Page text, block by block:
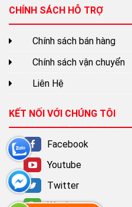
CHÍNH SÁCH HỖ TRỢ
Chính sách bán hàng
Chính sách vận chuyển
Liên Hệ
KẾT NỐI VỚI CHÚNG TÔI
Facebook
Youtube
Twitter